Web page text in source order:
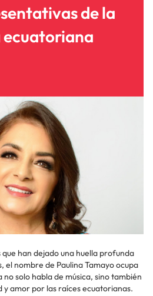
de la
ecuatoriana
han dejado una huella profunda
el nombre de Paulina Tamayo ocupa
no solo habla de música, sino también
amor por las raíces ecuatorianas.